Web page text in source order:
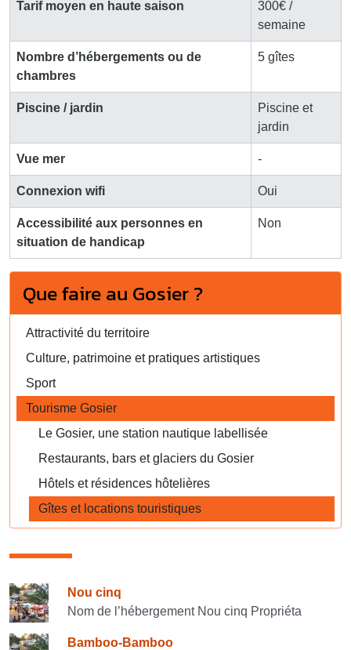
Tarif moyen en haute saison
300€ /
semaine
Nombre d’hébergements ou de
chambres
5 gîtes
Piscine / jardin
Piscine et
jardin
Vue mer -
Connexion wifi Oui
Accessibilité aux personnes en
situation de handicap
Non
Que faire au Gosier ?
Attractivité du territoire
Culture, patrimoine et pratiques artistiques
Sport
Tourisme Gosier
Le Gosier, une station nautique labellisée
Restaurants, bars et glaciers du Gosier
Hôtels et résidences hôtelières
Gîtes et locations touristiques
Consulter également
Nou cinq
Nom de l’hébergement Nou cinq Propriéta
Bamboo-Bamboo